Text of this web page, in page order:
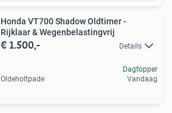
Honda VT700 Shadow Oldtimer -
Rijklaar & Wegenbelastingvrij
€ 1.500,- Details
Oldeholtpade
Dagtopper
Vandaag